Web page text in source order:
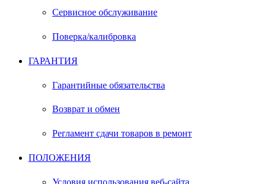
Сервисное обслуживание
Поверка/калибровка
ГАРАНТИЯ
Гарантийные обязательства
Возврат и обмен
Регламент сдачи товаров в ремонт
ПОЛОЖЕНИЯ
Условия использования веб-сайта